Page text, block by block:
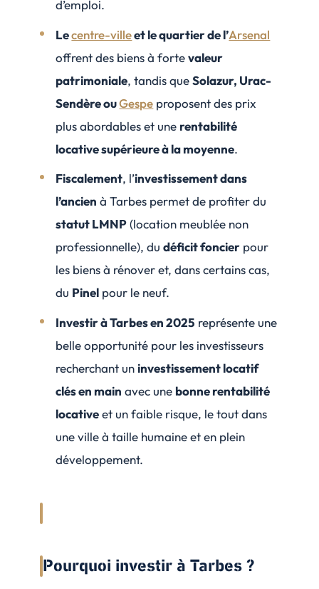
d’emploi.
Lecentre-villeet le quartier de l’Arsenal
offrent des biens à fortevaleur
patrimoniale, tandis queSolazur, Urac-
Sendère ouGespe proposent des prix
plus abordables et une rentabilité
locative supérieure à la moyenne.
Fiscalement, l’investissement dans
l’ancien à Tarbes permet de profiter du
statut LMNP(location meublée non
professionnelle), dudéficit foncier pour
les biens à rénover et, dans certains cas,
du Pinel pour le neuf.
Investir à Tarbes en 2025 représente une
belle opportunité pour les investisseurs
recherchant uninvestissement locatif
clés en main avec une bonne rentabilité
locativeet un faible risque, le tout dans
une ville à taille humaine et en plein
développement.
Pourquoi investir à Tarbes ?